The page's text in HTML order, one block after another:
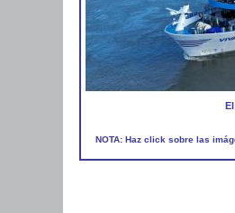
NOTA: Haz click sobre las